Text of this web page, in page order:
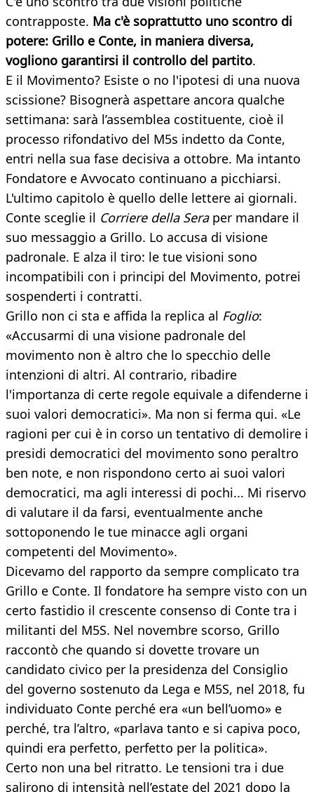
contrapposte. Ma c'è soprattutto uno scontro di
potere: Grillo e Conte, in maniera diversa,
vogliono garantirsi il controllo del partito.
E il Movimento? Esiste o no l'ipotesi di una nuova
scissione? Bisognerà aspettare ancora qualche
settimana: sarà l’assemblea costituente, cioè il
processo rifondativo del M5s indetto da Conte,
entri nella sua fase decisiva a ottobre. Ma intanto
Fondatore e Avvocato continuano a picchiarsi.
L'ultimo capitolo è quello delle lettere ai giornali.
Conte sceglie il Corriere della Sera per mandare il
suo messaggio a Grillo. Lo accusa di visione
padronale. E alza il tiro: le tue visioni sono
incompatibili con i principi del Movimento, potrei
sospenderti i contratti.
Grillo non ci sta e affida la replica al Foglio:
«Accusarmi di una visione padronale del
movimento non è altro che lo specchio delle
intenzioni di altri. Al contrario, ribadire
l'importanza di certe regole equivale a difenderne i
suoi valori democratici». Ma non si ferma qui. «Le
ragioni per cui è in corso un tentativo di demolire i
presidi democratici del movimento sono peraltro
ben note, e non rispondono certo ai suoi valori
democratici, ma agli interessi di pochi... Mi riservo
di valutare il da farsi, eventualmente anche
sottoponendo le tue minacce agli organi
competenti del Movimento».
Dicevamo del rapporto da sempre complicato tra
Grillo e Conte. Il fondatore ha sempre visto con un
certo fastidio il crescente consenso di Conte tra i
militanti del M5S. Nel novembre scorso, Grillo
raccontò che quando si dovette trovare un
candidato civico per la presidenza del Consiglio
del governo sostenuto da Lega e M5S, nel 2018, fu
individuato Conte perché era «un bell’uomo» e
perché, tra l’altro, «parlava tanto e si capiva poco,
quindi era perfetto, perfetto per la politica».
Certo non una bel ritratto. Le tensioni tra i due
salirono di intensità nell’estate del 2021 dopo la